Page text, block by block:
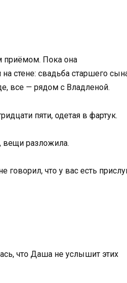
приёмом. Пока она
стене: свадьба старшего
все — рядом с Владленой.
пяти, одетая в фартук.
вещи разложила.
что у вас есть
что Даша не услышит этих